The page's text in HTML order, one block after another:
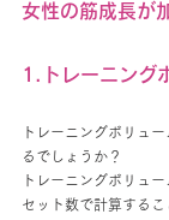
女性の筋成長が
1.トレーニング
トレーニングボリュ
るでしょうか？
トレーニングボリュ
セット数で計算する